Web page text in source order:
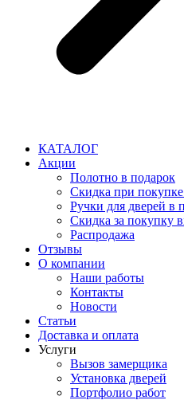
КАТАЛОГ
Акции
Полотно в подарок
Скидка при покупке
Ручки для дверей в
Скидка за покупку
Распродажа
Отзывы
О компании
Наши работы
Контакты
Новости
Статьи
Доставка и оплата
Услуги
Вызов замерщика
Установка дверей
Портфолио работ